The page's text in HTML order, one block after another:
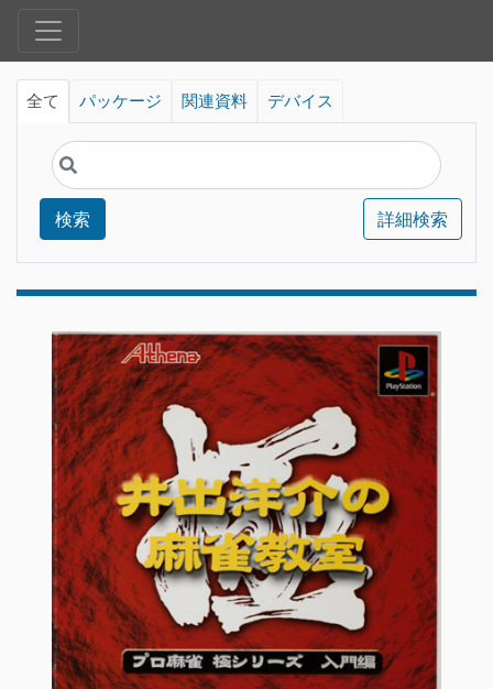
全て パッケージ 関連資料 デバイス
検索 詳細検索